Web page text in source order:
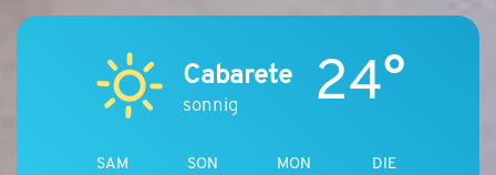
Cabarete
sonnig 24°
SAM SON MON DIE